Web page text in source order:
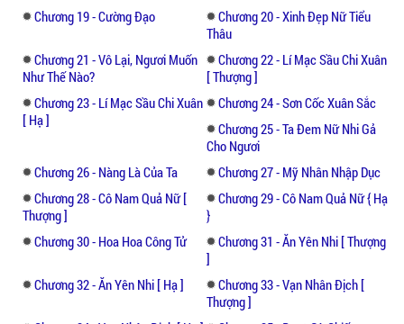
Chương 19 - Cường Đạo
Chương 20 - Xinh Đẹp Nữ Tiểu
Thâu
Chương 21 - Vô Lại, Ngươi Muốn
Như Thế Nào?
Chương 22 - Lí Mạc Sầu Chi Xuân
[ Thượng ]
Chương 23 - Lí Mạc Sầu Chi Xuân
[ Hạ ]
Chương 24 - Sơn Cốc Xuân Sắc
Chương 25 - Ta Đem Nữ Nhi Gả
Cho Ngươi
Chương 26 - Nàng Là Của Ta
Chương 27 - Mỹ Nhân Nhập Dục
Chương 28 - Cô Nam Quả Nữ [
Thượng ]
Chương 29 - Cô Nam Quả Nữ { Hạ
}
Chương 30 - Hoa Hoa Công Tử
Chương 31 - Ăn Yên Nhi [ Thượng
]
Chương 32 - Ăn Yên Nhi [ Hạ ]
Chương 33 - Vạn Nhân Địch [
Thượng ]